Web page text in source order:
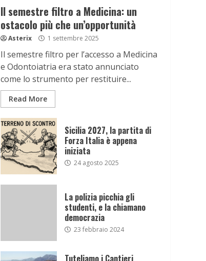
Il semestre filtro a Medicina: un
ostacolo più che un’opportunità
Asterix 1 settembre 2025
Il semestre filtro per l’accesso a Medicina
e Odontoiatria era stato annunciato
come lo strumento per restituire...
Read More
Sicilia 2027, la partita di
Forza Italia è appena
iniziata
24 agosto 2025
La polizia picchia gli
studenti, e la chiamano
democrazia
23 febbraio 2024
Tuteliamo i Cantieri